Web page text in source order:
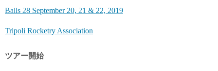
Balls 28 September 20, 21 & 22, 2019
Tripoli Rocketry Association
ツアー開始